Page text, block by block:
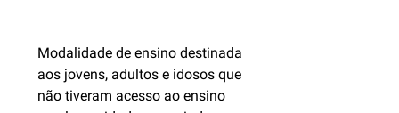
Modalidade de ensino destinada
aos jovens, adultos e idosos que
não tiveram acesso ao ensino